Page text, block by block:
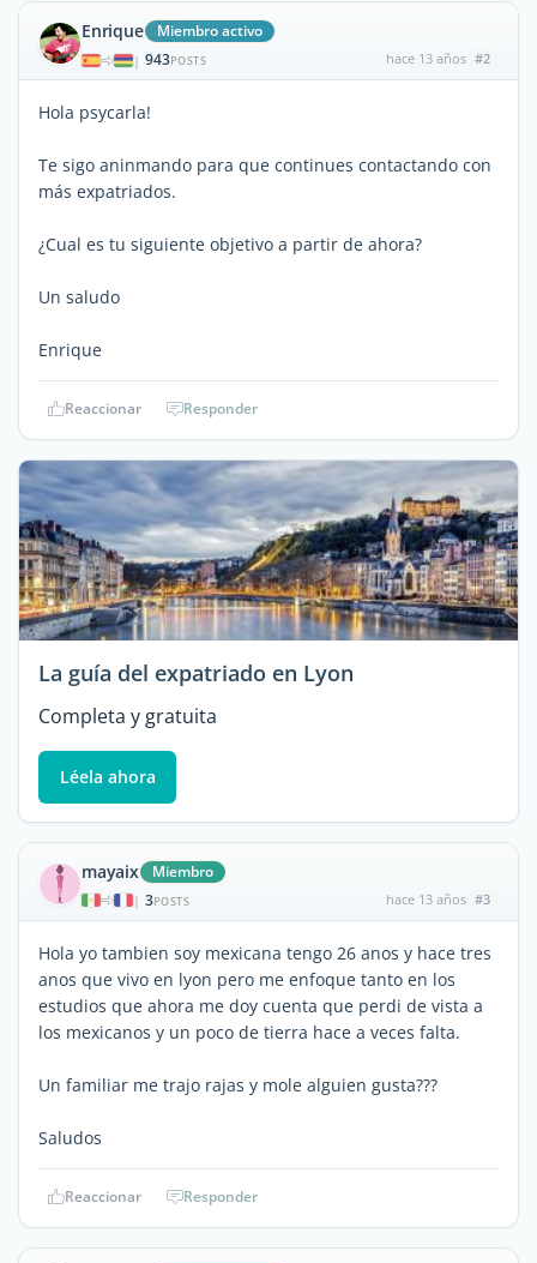
Enrique Miembro activo
| 943POSTS hace 13 años #2
Hola psycarla!
Te sigo aninmando para que continues contactando con
más expatriados.
¿Cual es tu siguiente objetivo a partir de ahora?
Un saludo
Enrique
Reaccionar Responder
La guía del expatriado en Lyon
Completa y gratuita
Léela ahora
mayaix Miembro
| 3POSTS hace 13 años #3
Hola yo tambien soy mexicana tengo 26 anos y hace tres
anos que vivo en lyon pero me enfoque tanto en los
estudios que ahora me doy cuenta que perdi de vista a
los mexicanos y un poco de tierra hace a veces falta.
Un familiar me trajo rajas y mole alguien gusta???
Saludos
Reaccionar Responder